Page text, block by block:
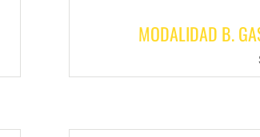
MODALIDAD B.